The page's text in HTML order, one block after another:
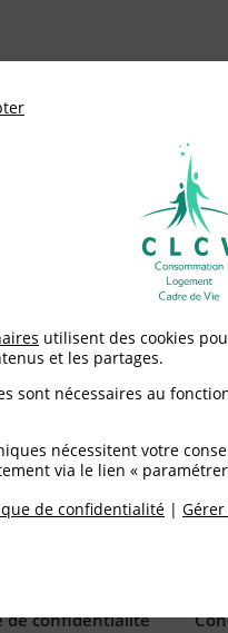
de défense des
Environnement /
de confidentialité
utilisent des cookies
et les partages.
sont nécessaires au
nécessitent votre
via le lien «
de confidentialité |